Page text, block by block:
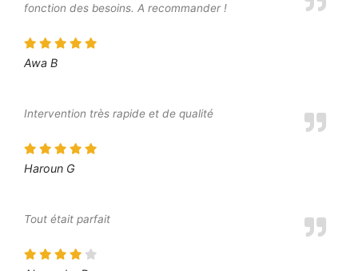
fonction des besoins. A recommander !
Awa B
Intervention très rapide et de qualité
Haroun G
Tout était parfait